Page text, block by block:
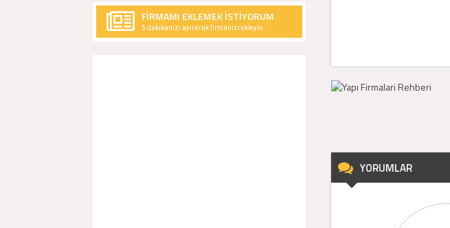
FİRMAMI EKLEMEK İSTİYORUM
5 dakikanızı ayırarak firmanızı ekleyin..
YORUMLAR